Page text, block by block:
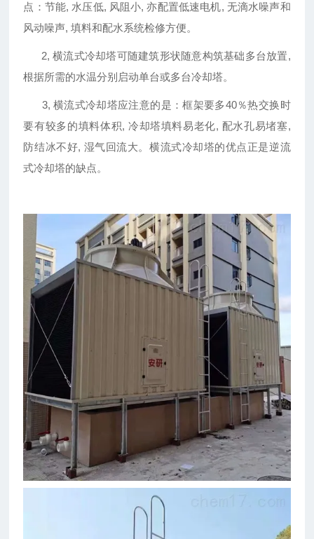
点：节能, 水压低, 风阻小, 亦配置低速电机, 无滴水噪声和
风动噪声, 填料和配水系统检修方便。
2, 横流式冷却塔可随建筑形状随意构筑基础多台放置,
根据所需的水温分别启动单台或多台冷却塔。
3, 横流式冷却塔应注意的是：框架要多40％热交换时
要有较多的填料体积, 冷却塔填料易老化, 配水孔易堵塞,
防结冰不好, 湿气回流大。横流式冷却塔的优点正是逆流
式冷却塔的缺点。